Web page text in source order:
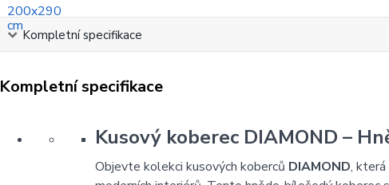
Kompletní specifikace
Kompletní specifikace
Kusový koberec DIAMOND –
Objevte kolekci kusových koberců DIAMOND, která